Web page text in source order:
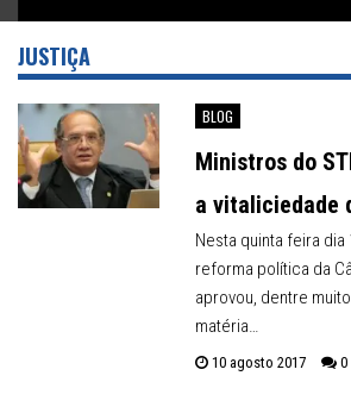
JUSTIÇA
BLOG
Ministros do
a vitaliciedade
Nesta quinta feira
reforma política da
aprovou, dentre
matéria…
10 agosto 2017 0